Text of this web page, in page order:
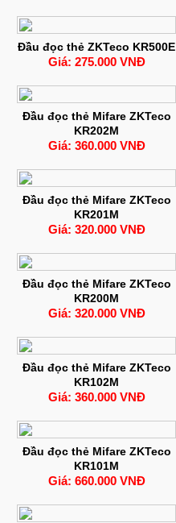
Đầu đọc thẻ ZKTeco KR500E
Giá: 275.000 VNĐ
Đầu đọc thẻ Mifare ZKTeco
KR202M
Giá: 360.000 VNĐ
Đầu đọc thẻ Mifare ZKTeco
KR201M
Giá: 320.000 VNĐ
Đầu đọc thẻ Mifare ZKTeco
KR200M
Giá: 320.000 VNĐ
Đầu đọc thẻ Mifare ZKTeco
KR102M
Giá: 360.000 VNĐ
Đầu đọc thẻ Mifare ZKTeco
KR101M
Giá: 660.000 VNĐ